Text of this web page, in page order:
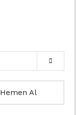
Hemen Al